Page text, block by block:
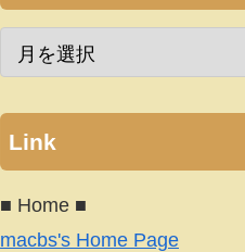
Link
■ Home ■
macbs's Home Page